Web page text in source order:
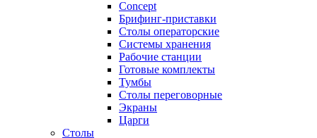
Concept
Брифинг-приставки
Столы операторские
Системы хранения
Рабочие станции
Готовые комплекты
Тумбы
Столы переговорные
Экраны
Царги
Столы